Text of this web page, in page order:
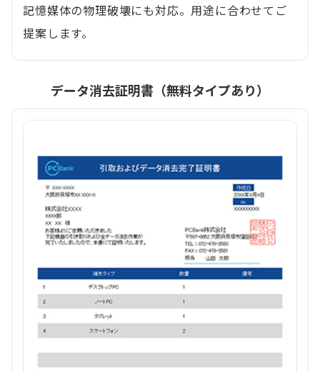
記憶媒体の物理破壊にも対応。用途に合わせてご
提案します。
データ消去証明書（無料タイプあり）